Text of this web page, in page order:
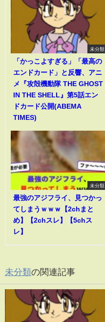
未分類
「かっこよすぎる」「最高の
エンドカード」と反響、アニ
メ『攻殻機動隊 THE GHOST
IN THE SHELL』第5話エン
ドカード公開(ABEMA
TIMES)
未分類
最強のアジフライ、見つかっ
てしまうｗｗｗ【2chまと
め】【2chスレ】【5chス
レ】
未分類の関連記事